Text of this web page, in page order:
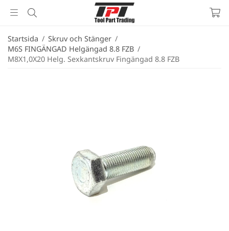
Startsida / Skruv och Stänger /
M6S FINGÄNGAD Helgängad 8.8 FZB /
M8X1,0X20 Helg. Sexkantskruv Fingängad 8.8 FZB